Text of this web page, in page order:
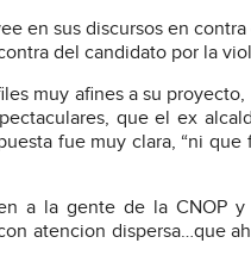
en sus discursos en
del candidato por la
muy afines a su proyecto,
que el ex
fue muy clara, “ni
a la gente de la
atencion dispersa…que